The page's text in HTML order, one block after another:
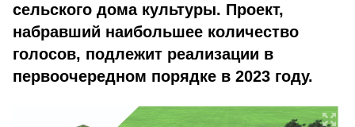
сельского дома культуры. Проект,
набравший наибольшее количество
голосов, подлежит реализации в
первоочередном порядке в 2023 году.